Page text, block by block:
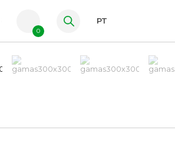
ES
0
PT